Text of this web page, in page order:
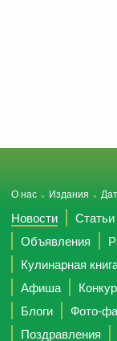
О нас Издания
Новости Статьи
Объявления
Кулинарная
Афиша
Блоги
Фото-
Поздравления